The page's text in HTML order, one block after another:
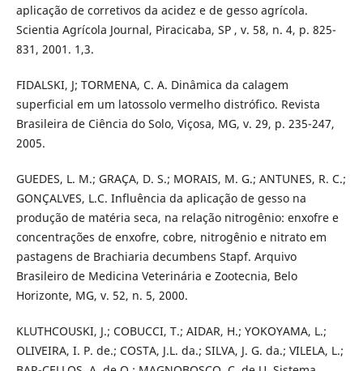
aplicação de corretivos da acidez e de gesso agrícola.
Scientia Agrícola Journal, Piracicaba, SP , v. 58, n. 4, p. 825-
831, 2001. 1,3.
FIDALSKI, J; TORMENA, C. A. Dinâmica da calagem
superficial em um latossolo vermelho distrófico. Revista
Brasileira de Ciência do Solo, Viçosa, MG, v. 29, p. 235-247,
2005.
GUEDES, L. M.; GRAÇA, D. S.; MORAIS, M. G.; ANTUNES, R. C.;
GONÇALVES, L.C. Influência da aplicação de gesso na
produção de matéria seca, na relação nitrogênio: enxofre e
concentrações de enxofre, cobre, nitrogênio e nitrato em
pastagens de Brachiaria decumbens Stapf. Arquivo
Brasileiro de Medicina Veterinária e Zootecnia, Belo
Horizonte, MG, v. 52, n. 5, 2000.
KLUTHCOUSKI, J.; COBUCCI, T.; AIDAR, H.; YOKOYAMA, L.;
OLIVEIRA, I. P. de.; COSTA, J.L. da.; SILVA, J. G. da.; VILELA, L.;